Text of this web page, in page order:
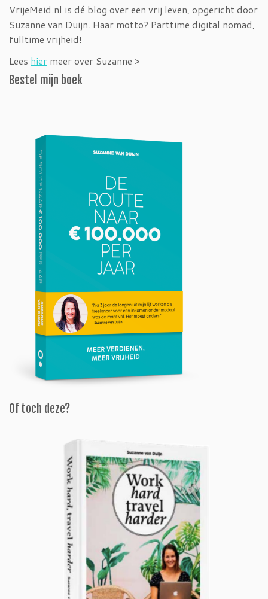
VrijeMeid.nl is dé blog over een vrij leven, opgericht door
Suzanne van Duijn. Haar motto? Parttime digital nomad,
fulltime vrijheid!
Lees hier meer over Suzanne >
Bestel mijn boek
Of toch deze?